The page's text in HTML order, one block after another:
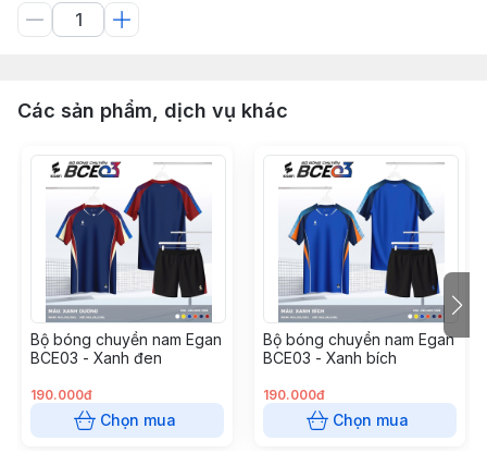
Các sản phẩm, dịch vụ khác
Bộ bóng chuyền nam Egan
BCE03 - Xanh đen
190.000đ
Chọn mua
Bộ bóng chuyền nam Egan
BCE03 - Xanh bích
190.000đ
Chọn mua